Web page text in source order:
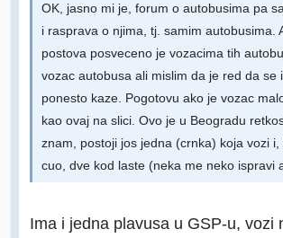
OK, jasno mi je, forum o autobusima pa
i rasprava o njima, tj. samim autobusima.
postova posveceno je vozacima tih
vozac autobusa ali mislim da je red da se
ponesto kaze. Pogotovu ako je vozac
kao ovaj na slici. Ovo je u Beogradu
znam, postoji jos jedna (crnka) koja vozi i,
cuo, dve kod laste (neka me neko ispravi
Ima i jedna plavusa u GSP-u, vozi